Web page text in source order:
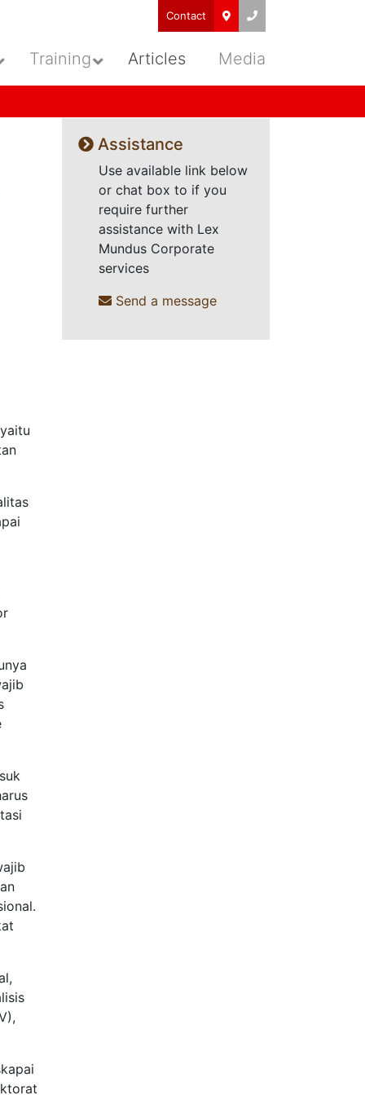
Contact
Training Articles Media
Assistance
Use available link below
or chat box to if you
require further
assistance with Lex
Mundus Corporate
services
Send a message